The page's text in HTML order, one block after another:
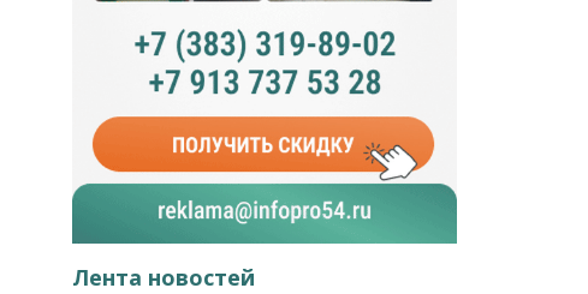
Лента новостей